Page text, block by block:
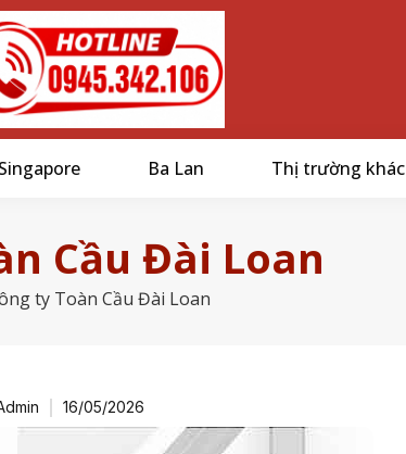
Singapore Ba Lan Thị trường khác
Cầu Đài Loan
ty Toàn Cầu Đài Loan
16/05/2026